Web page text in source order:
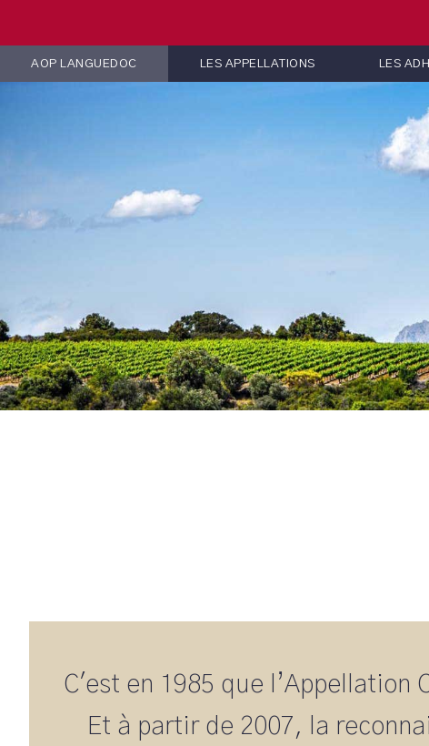
AOP LANGUEDOC LES APPELLATIONS LES
C'est en 1985 que l’Appellation
Et à partir de 2007, la